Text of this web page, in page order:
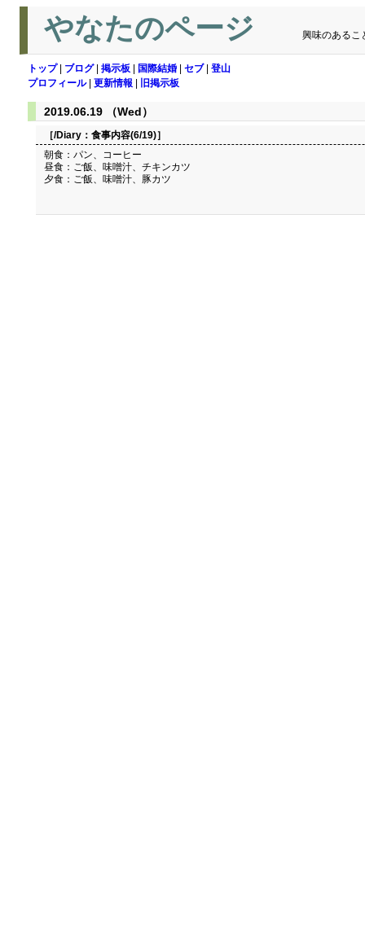
やなたのページ 興味のあるこ
トップ| ブログ| 掲示板 国際結婚 セブ| 登山
プロフィール| 更新情報 旧掲示板
2019.06.19 （Wed）
［/Diary： 食事内容(6/19)］
朝食：パン、コーヒー
昼食：ご飯、味噌汁、チキンカツ
夕食：ご飯、味噌汁、豚カツ